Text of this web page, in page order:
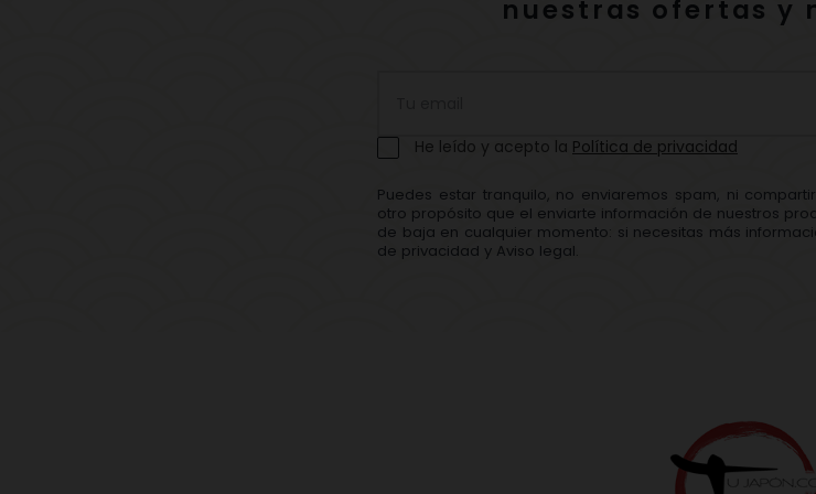
nuestras ofertas y
Puedes estar tranquilo, no enviaremos spam, ni
otro propósito que el enviarte información de nuestros
de baja en cualquier momento: si necesitas más
de privacidad y Aviso legal.
He leído y acepto la Política de privacidad